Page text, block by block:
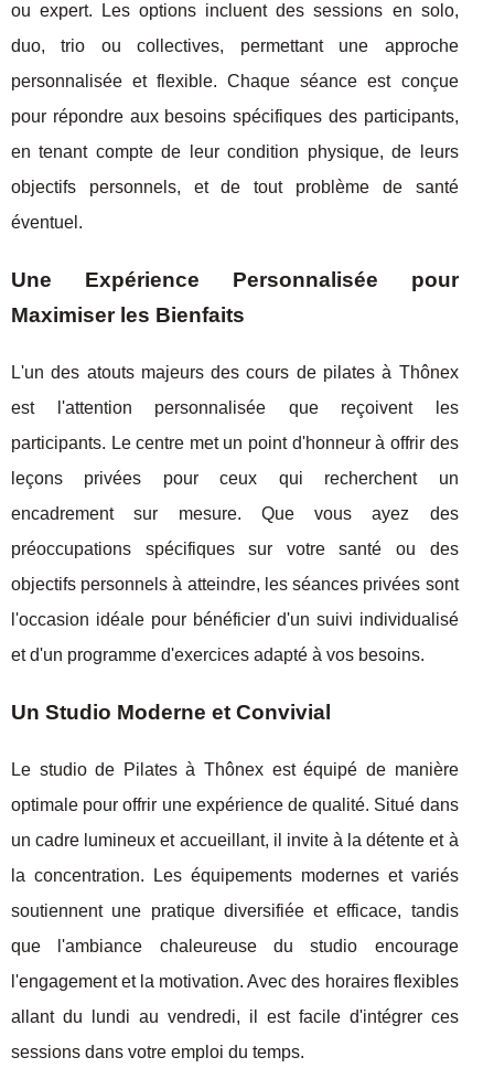
ou expert. Les options incluent des sessions en solo,
duo, trio ou collectives, permettant une approche
personnalisée et flexible. Chaque séance est conçue
pour répondre aux besoins spécifiques des participants,
en tenant compte de leur condition physique, de leurs
objectifs personnels, et de tout problème de santé
éventuel.
Une Expérience Personnalisée pour
Maximiser les Bienfaits
L'un des atouts majeurs des cours de pilates à Thônex
est l'attention personnalisée que reçoivent les
participants. Le centre met un point d'honneur à offrir des
leçons privées pour ceux qui recherchent un
encadrement sur mesure. Que vous ayez des
préoccupations spécifiques sur votre santé ou des
objectifs personnels à atteindre, les séances privées sont
l'occasion idéale pour bénéficier d'un suivi individualisé
et d'un programme d'exercices adapté à vos besoins.
Un Studio Moderne et Convivial
Le studio de Pilates à Thônex est équipé de manière
optimale pour offrir une expérience de qualité. Situé dans
un cadre lumineux et accueillant, il invite à la détente et à
la concentration. Les équipements modernes et variés
soutiennent une pratique diversifiée et efficace, tandis
que l'ambiance chaleureuse du studio encourage
l'engagement et la motivation. Avec des horaires flexibles
allant du lundi au vendredi, il est facile d'intégrer ces
sessions dans votre emploi du temps.